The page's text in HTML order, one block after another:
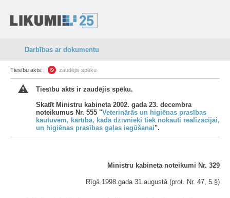
Darbības ar dokumentu
Tiesību akts: zaudējis spēku
Tiesību akts ir zaudējis spēku.
Skatīt Ministru kabineta 2002. gada 23. decembra
noteikumus Nr. 555 "Veterinārās un higiēnas prasības
kautuvēm, kārtība, kādā dzīvnieki tiek nokauti realizācijai,
un higiēnas prasības gaļas iegūšanai".
Ministru kabineta noteikumi Nr. 329
Rīgā 1998.gada 31.augustā (prot. Nr. 47, 5.§)